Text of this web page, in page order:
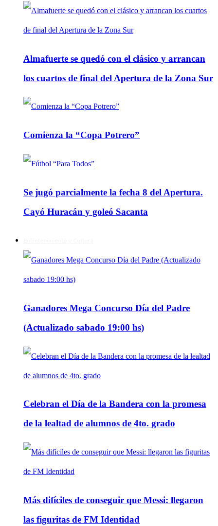
Almafuerte se quedó con el clásico y arrancan
los cuartos de final del Apertura de la Zona Sur
Comienza la “Copa Potrero”
Se jugó parcialmente la fecha 8 del Apertura.
Cayó Huracán y goleó Sacanta
Ganadores Mega Concurso Día del Padre
(Actualizado sabado 19:00 hs)
Celebran el Día de la Bandera con la promesa
de la lealtad de alumnos de 4to. grado
Más difíciles de conseguir que Messi: llegaron
las figuritas de FM Identidad